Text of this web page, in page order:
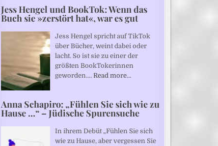
Jess Hengel und BookTok: Wenn das
Buch sie »zerstört hat«, war es gut
Jess Hengel spricht auf TikTok
über Bücher, weint dabei oder
lacht. So ist sie zu einer der
größten BookTokerinnen
geworden.… Read more…
Anna Schapiro: „Fühlen Sie sich wie zu
Hause …“ – Jüdische Spurensuche
In ihrem Debüt „Fühlen Sie sich
wie zu Hause, aber vergessen Sie